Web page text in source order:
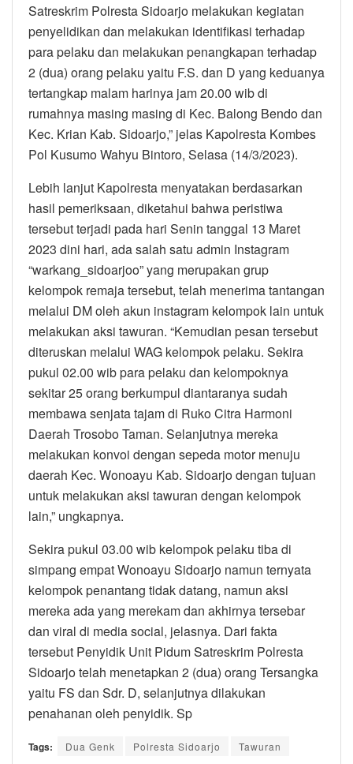
Satreskrim Polresta Sidoarjo melakukan kegiatan
penyelidikan dan melakukan identifikasi terhadap
para pelaku dan melakukan penangkapan terhadap
2 (dua) orang pelaku yaitu F.S. dan D yang keduanya
tertangkap malam harinya jam 20.00 wib di
rumahnya masing masing di Kec. Balong Bendo dan
Kec. Krian Kab. Sidoarjo,” jelas Kapolresta Kombes
Pol Kusumo Wahyu Bintoro, Selasa (14/3/2023).
Lebih lanjut Kapolresta menyatakan berdasarkan
hasil pemeriksaan, diketahui bahwa peristiwa
tersebut terjadi pada hari Senin tanggal 13 Maret
2023 dini hari, ada salah satu admin Instagram
“warkang_sidoarjoo” yang merupakan grup
kelompok remaja tersebut, telah menerima tantangan
melalui DM oleh akun instagram kelompok lain untuk
melakukan aksi tawuran. “Kemudian pesan tersebut
diteruskan melalui WAG kelompok pelaku. Sekira
pukul 02.00 wib para pelaku dan kelompoknya
sekitar 25 orang berkumpul diantaranya sudah
membawa senjata tajam di Ruko Citra Harmoni
Daerah Trosobo Taman. Selanjutnya mereka
melakukan konvoi dengan sepeda motor menuju
daerah Kec. Wonoayu Kab. Sidoarjo dengan tujuan
untuk melakukan aksi tawuran dengan kelompok
lain,” ungkapnya.
Sekira pukul 03.00 wib kelompok pelaku tiba di
simpang empat Wonoayu Sidoarjo namun ternyata
kelompok penantang tidak datang, namun aksi
mereka ada yang merekam dan akhirnya tersebar
dan viral di media social, jelasnya. Dari fakta
tersebut Penyidik Unit Pidum Satreskrim Polresta
Sidoarjo telah menetapkan 2 (dua) orang Tersangka
yaitu FS dan Sdr. D, selanjutnya dilakukan
penahanan oleh penyidik. Sp
Tags: Dua Genk Polresta Sidoarjo Tawuran